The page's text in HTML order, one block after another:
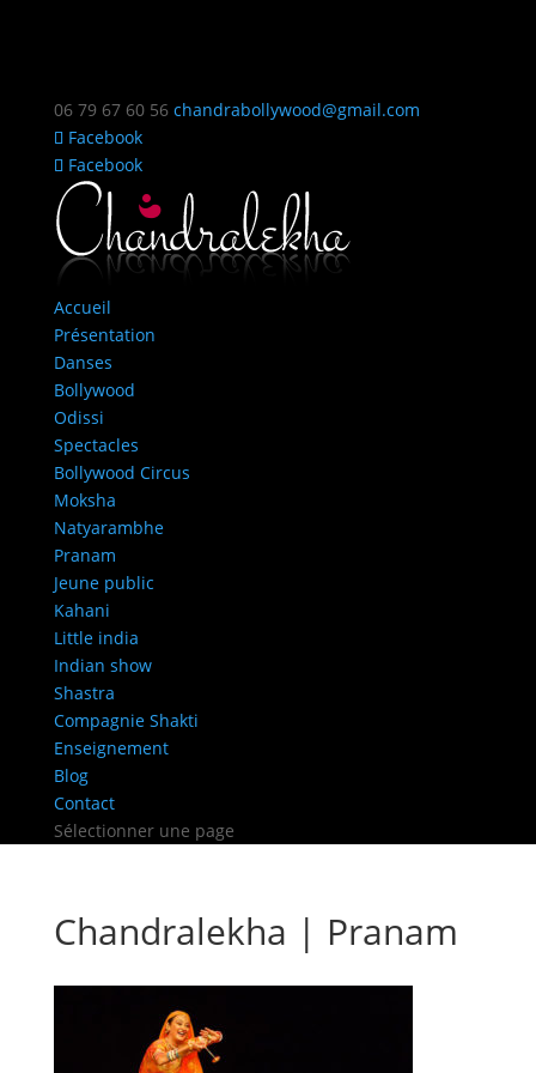
06 79 67 60 56 chandrabollywood@gmail.com
Facebook
Facebook
Accueil
Présentation
Danses
Bollywood
Odissi
Spectacles
Bollywood Circus
Moksha
Natyarambhe
Pranam
Jeune public
Kahani
Little india
Indian show
Shastra
Compagnie Shakti
Enseignement
Blog
Contact
Sélectionner une page
Chandralekha | Pranam